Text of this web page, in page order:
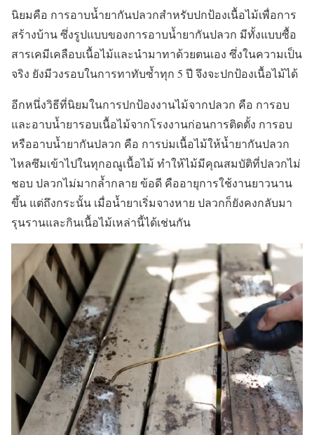
นิยมคือ การอาบน้ำยากันปลวกสำหรับปกป้องเนื้อไม้เพื่อการ
สร้างบ้าน ซึ่งรูปแบบของการอาบน้ำยากันปลวก มีทั้งแบบซื้อ
สารเคมีเคลือบเนื้อไม้และนำมาทาด้วยตนเอง ซึ่งในความเป็น
จริง ยังมีวงรอบในการทาทับซ้ำทุก 5 ปี จึงจะปกป้องเนื้อไม้ได้
อีกหนึ่งวิธีที่นิยมในการปกป้องงานไม้จากปลวก คือ การอบ
และอาบน้ำยารอบเนื้อไม้จากโรงงานก่อนการติดตั้ง การอบ
หรืออาบน้ำยากันปลวก คือ การบ่มเนื้อไม้ให้น้ำยากันปลวก
ไหลซึมเข้าไปในทุกอณูเนื้อไม้ ทำให้ไม้มีคุณสมบัติที่ปลวกไม่
ชอบ ปลวกไม่มากล้ำกลาย ข้อดี คืออายุการใช้งานยาวนาน
ขึ้น แต่ถึงกระนั้น เมื่อน้ำยาเริ่มจางหาย ปลวกก็ยังคงกลับมา
รุนรานและกินเนื้อไม้เหล่านี้ได้เช่นกัน